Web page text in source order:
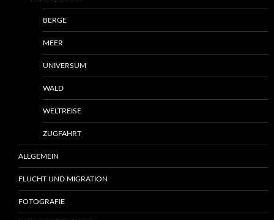
BERGE
MEER
UNIVERSUM
WALD
WELTREISE
ZUGFAHRT
ALLGEMEIN
FLUCHT UND MIGRATION
FOTOGRAFIE